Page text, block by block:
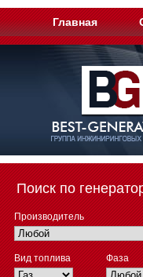
Главная
Поиск по
Производитель
Вид топлива Фаза